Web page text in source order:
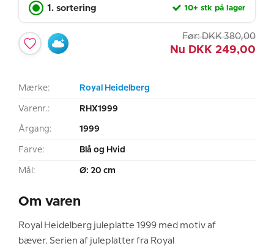
1. sortering 10+ stk på lager
Før: DKK 380,00
Nu DKK 249,00
Mærke: Royal Heidelberg
Varenr.: RHX1999
Årgang: 1999
Farve: Blå og Hvid
Mål: Ø: 20 cm
Om varen
Royal Heidelberg juleplatte 1999 med motiv af
bæver. Serien af juleplatter fra Royal